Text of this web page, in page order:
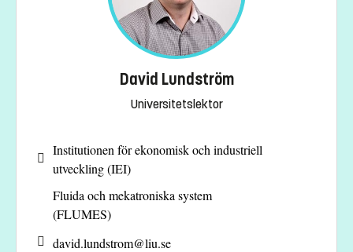
David Lundström
Universitetslektor
Institutionen för ekonomisk och industriell
utveckling (IEI)
Fluida och mekatroniska system
(FLUMES)
david.lundstrom@liu.se